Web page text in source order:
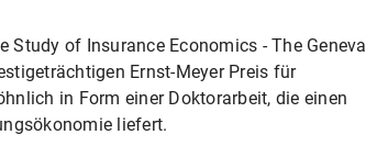
of Insurance Economics - The Geneva
Ernst-Meyer Preis für
in Form einer Doktorarbeit, die einen
liefert.